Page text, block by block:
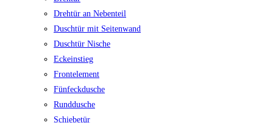
Drehtür an Nebenteil
Duschtür mit Seitenwand
Duschtür Nische
Eckeinstieg
Frontelement
Fünfeckdusche
Runddusche
Schiebetür